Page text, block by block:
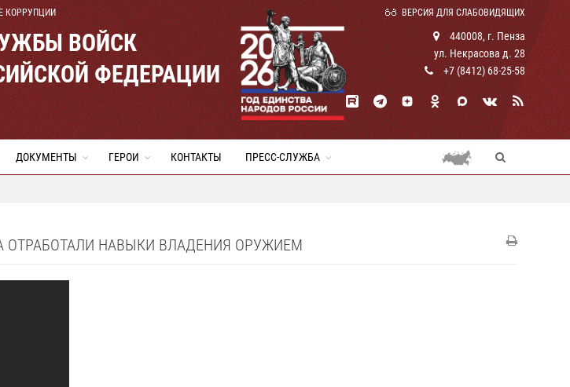
КОРРУПЦИИ ВЕРСИЯ ДЛЯ СЛАБОВИДЯЩИХ
ВОЙСК
ФЕДЕРАЦИИ
440008, г. Пенза
ул. Некрасова д. 28
+7 (8412) 68-25-58
ДОКУМЕНТЫ ГЕРОИ КОНТАКТЫ ПРЕСС-СЛУЖБА
ОТРАБОТАЛИ НАВЫКИ ВЛАДЕНИЯ ОРУЖИЕМ